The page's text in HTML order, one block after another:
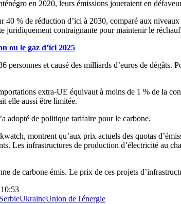
en 2020, leurs émissions joueraient en
40 % de réduction d’ici à 2030, comparé aux
contraignante pour maintenir le
ou le gaz d’ici 2025
et causé des milliards d’euros de dégâts.
extra-UE équivaut à moins de 1 % de la
elle aussi être limitée.
adopté de politique tarifaire pour le carbone.
montrent qu’aux prix actuels des quotas
Les infrastructures de production d’électricité au
de carbone émis. Le prix de ces projets
SerbieUkraineUnion de l'énergie